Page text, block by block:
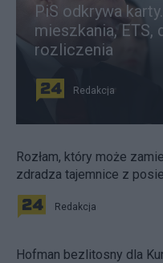
PiS odkrywa
mieszkania,
rozliczenia
Redakcja
Rozłam, który może
zdradza tajemnice z
Redakcja
Hofman bezlitosny dla